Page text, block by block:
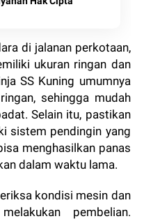
di jalanan perkotaan,
ukuran ringan dan
SS Kuning umumnya
sehingga mudah
Selain itu, pastikan
sistem pendingin yang
menghasilkan panas
dalam waktu lama.
kondisi mesin dan
pembelian.